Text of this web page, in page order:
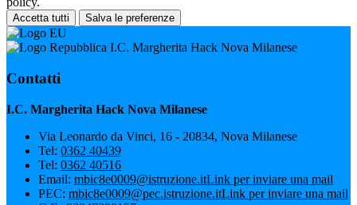
Accetta tutti Salva le preferenze
I.C. Margherita Hack Nova Milanese
Contatti
I.C. Margherita Hack Nova Milanese
Via Leonardo da Vinci, 16 - 20834, Nova Milanese
Tel: 0362 40439
Tel: 0362 40516
Email: mbic8e0009@istruzione.itLink per inviare una mail
PEC: mbic8e0009@pec.istruzione.itLink per inviare una mail